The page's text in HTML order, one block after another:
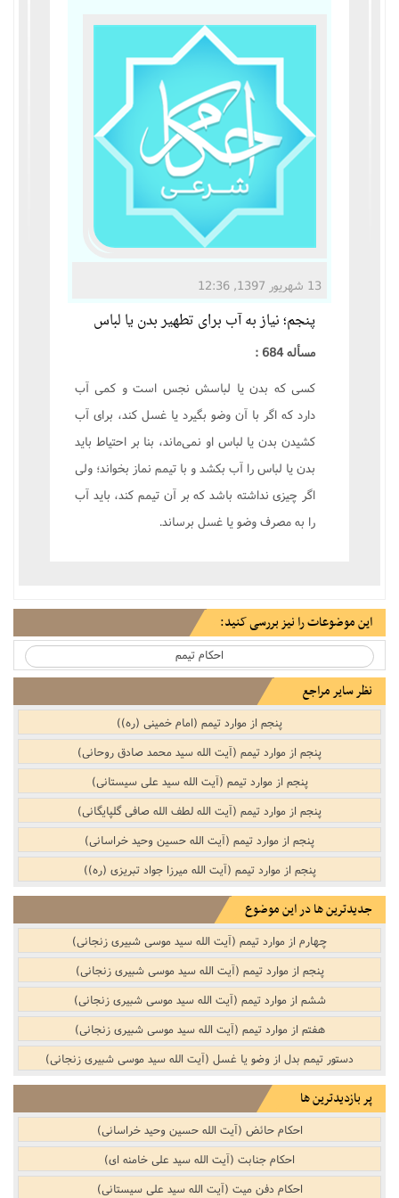
زندگی نامه مراجع تقلید
13 شهریور 1397, 12:36
پنجم؛ نیاز به آب برای تطهیر بدن یا لباس
مسأله 684 :
کسی که بدن یا لباسش نجس است و کمی آب
دارد که اگر با آن وضو بگیرد یا غسل کند، برای آب
کشیدن بدن یا لباس او نمی‌ماند، بنا بر احتیاط باید
بدن یا لباس را آب بکشد و با تیمم نماز بخواند؛ ولی
اگر چیزی نداشته باشد که بر آن تیمم کند، باید آب
را به مصرف وضو یا غسل برساند.
این موضوعات را نیز بررسی کنید:
احکام تیمم‌‌
نظر سایر مراجع
پنجم از موارد تیمم (امام خمینی (ره))
پنجم از موارد تیمم (آیت الله سید محمد صادق روحانی)
پنجم از موارد تیمم (آیت الله سید علی سیستانی)
پنجم از موارد تیمم (آیت الله لطف الله صافی گلپایگانی)
پنجم از موارد تیمم (آیت الله حسین وحید خراسانی)
پنجم از موارد تیمم (آیت الله میرزا جواد تبریزی (ره))
جدیدترین ها در این موضوع
چهارم از موارد تیمم (آیت الله سید موسی شبیری زنجانی)
پنجم از موارد تیمم (آیت الله سید موسی شبیری زنجانی)
ششم از موارد تیمم (آیت الله سید موسی شبیری زنجانی)
هفتم از موارد تیمم (آیت الله سید موسی شبیری زنجانی)
دستور تیمم بدل از وضو یا غسل (آیت الله سید موسی شبیری زنجانی)
پر بازدیدترین ها
احکام حائض (آیت الله حسین وحید خراسانی)
احکام جنابت (آیت الله سید علی خامنه ای)
احکام دفن میت (آیت الله سید علی سیستانی)